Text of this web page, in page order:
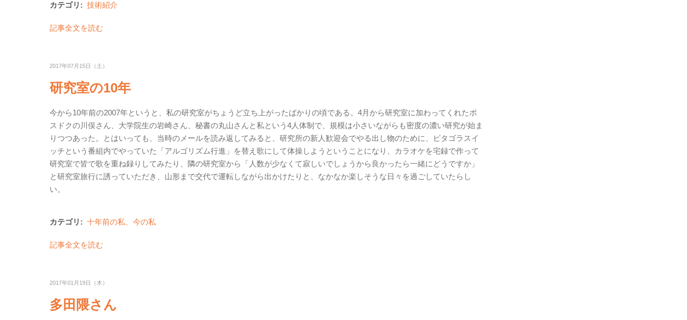
カテゴリ: 技術紹介
記事全文を読む
2017年07月15日（土）
研究室の10年
今から10年前の2007年というと、私の研究室がちょうど立ち上がったばかりの頃である。4月から研究室に加わってくれたポ
スドクの川俣さん、大学院生の岩崎さん、秘書の丸山さんと私という4人体制で、規模は小さいながらも密度の濃い研究が始ま
りつつあった。とはいっても、当時のメールを読み返してみると、研究所の新人歓迎会でやる出し物のために、ピタゴラスイ
ッチという番組内でやっていた「アルゴリズム行進」を替え歌にして体操しようということになり、カラオケを宅録で作って
研究室で皆で歌を重ね録りしてみたり、隣の研究室から「人数が少なくて寂しいでしょうから良かったら一緒にどうですか」
と研究室旅行に誘っていただき、山形まで交代で運転しながら出かけたりと、なかなか楽しそうな日々を過ごしていたらし
い。
カテゴリ: 十年前の私、今の私
記事全文を読む
2017年01月19日（木）
多田隈さん